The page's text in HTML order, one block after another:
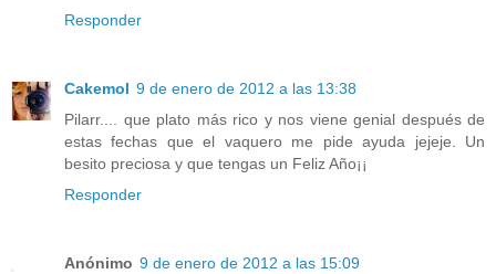
Responder
Cakemol 9 de enero de 2012 a las 13:38
Pilarr.... que plato más rico y nos viene genial después de
estas fechas que el vaquero me pide ayuda jejeje. Un
besito preciosa y que tengas un Feliz Año¡¡
Responder
Anónimo 9 de enero de 2012 a las 15:09